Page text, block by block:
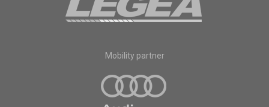
Mobility partner